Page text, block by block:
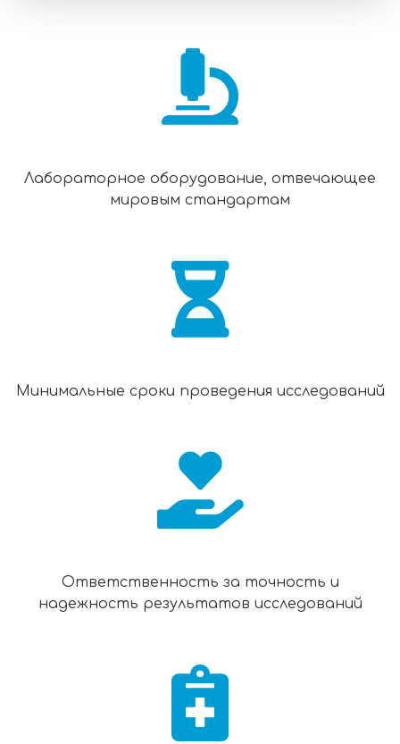
Лабораторное оборудование, отвечающее
мировым стандартам
Минимальные сроки проведения исследований
Ответственность за точность и
надежность результатов исследований